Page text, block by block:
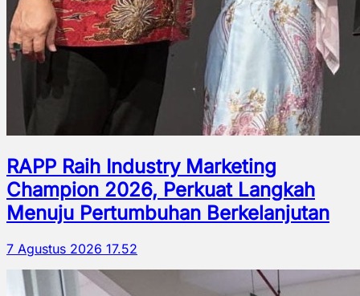
RAPP Raih Industry Marketing
Champion 2026, Perkuat Langkah
Menuju Pertumbuhan Berkelanjutan
7 Agustus 2026 17.52